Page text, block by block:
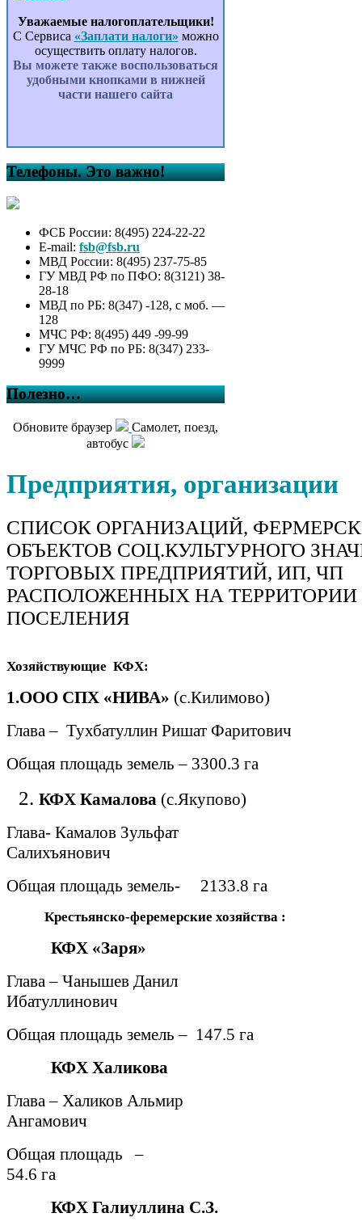
Уважаемые налогоплательщики!
С Сервиса «Заплати налоги» можно
осуществить оплату налогов.
Вы можете также воспользоваться
удобными кнопками в нижней
части нашего сайта
Телефоны. Это важно!
ФСБ России: 8(495) 224-22-22
E-mail: fsb@fsb.ru
МВД России: 8(495) 237-75-85
ГУ МВД РФ по ПФО: 8(3121) 38-
28-18
МВД по РБ: 8(347) -128, с моб. —
128
МЧС РФ: 8(495) 449 -99-99
ГУ МЧС РФ по РБ: 8(347) 233-
9999
Полезно…
Обновите браузер
Самолет, поезд,
автобус
Предприятия, организации
СПИСОК ОРГАНИЗАЦИЙ,
ОБЪЕКТОВ СОЦ.КУЛЬТУРНОГО
ТОРГОВЫХ ПРЕДПРИЯТИЙ, ИП, ЧП
РАСПОЛОЖЕННЫХ НА ТЕРРИТОРИИ
ПОСЕЛЕНИЯ
Хозяйствующие КФХ:
1.ООО СПХ «НИВА» (с.Килимово)
Глава – Тухбатуллин Ришат Фаритович
Общая площадь земель – 3300.3 га
КФХ Камалова (с.Якупово)
Глава- Камалов Зульфат
Салихъянович
Общая площадь земель-
2133.8 га
Крестьянско-феремерские хозяйства :
КФХ «Заря»
Глава – Чанышев Данил
Ибатуллинович
Общая площадь земель – 147.5 га
КФХ Халикова
Глава – Халиков Альмир
Ангамович
Общая площадь
–
54.6 га
КФХ Галиуллина С.З.